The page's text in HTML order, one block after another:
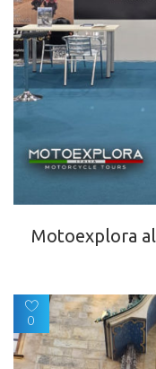
Motoexplora
0